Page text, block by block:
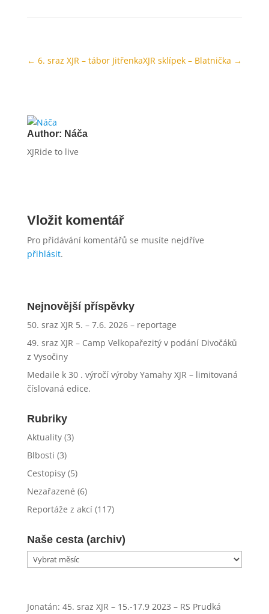
← 6. sraz XJR – tábor JitřenkaXJR sklípek – Blatnička →
Author: Náča
XJRide to live
Vložit komentář
Pro přidávání komentářů se musíte nejdříve
přihlásit.
Nejnovější příspěvky
50. sraz XJR 5. – 7.6. 2026 – reportage
49. sraz XJR – Camp Velkopařezitý v podání Divočáků
z Vysočiny
Medaile k 30 . výročí výroby Yamahy XJR – limitovaná
číslovaná edice.
Rubriky
Aktuality(3)
Blbosti (3)
Cestopisy(5)
Nezařazené (6)
Reportáže z akcí(117)
Naše cesta (archiv)
Naše
cesta
Jonatán: 45. sraz XJR – 15.-17.9 2023 – RS Prudká